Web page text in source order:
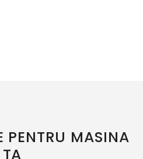
PENTRU MASINA
TA